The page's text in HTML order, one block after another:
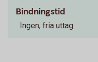
Bindningstid
Ingen, fria uttag